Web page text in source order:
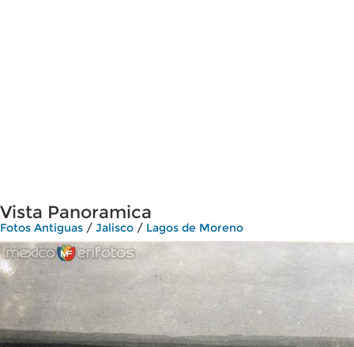
Vista Panoramica
Fotos Antiguas / Jalisco / Lagos de Moreno